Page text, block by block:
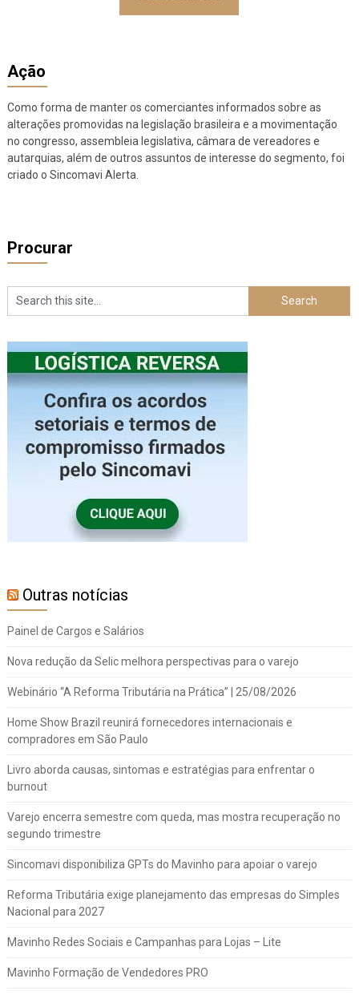
Ação
Como forma de manter os comerciantes informados sobre as
alterações promovidas na legislação brasileira e a movimentação
no congresso, assembleia legislativa, câmara de vereadores e
autarquias, além de outros assuntos de interesse do segmento, foi
criado o Sincomavi Alerta.
Procurar
Outras notícias
Painel de Cargos e Salários
Nova redução da Selic melhora perspectivas para o varejo
Webinário “A Reforma Tributária na Prática” | 25/08/2026
Home Show Brazil reunirá fornecedores internacionais e
compradores em São Paulo
Livro aborda causas, sintomas e estratégias para enfrentar o
burnout
Varejo encerra semestre com queda, mas mostra recuperação no
segundo trimestre
Sincomavi disponibiliza GPTs do Mavinho para apoiar o varejo
Reforma Tributária exige planejamento das empresas do Simples
Nacional para 2027
Mavinho Redes Sociais e Campanhas para Lojas – Lite
Mavinho Formação de Vendedores PRO